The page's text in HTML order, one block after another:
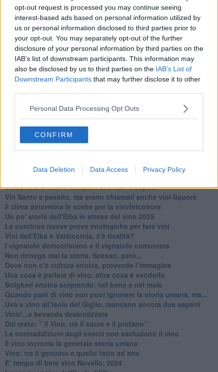
opt-out request is processed you may continue seeing
interest-based ads based on personal information utilized by
us or personal information disclosed to third parties prior to
your opt-out. You may separately opt-out of the further
disclosure of your personal information by third parties on the
IAB’s list of downstream participants. This information may
also be disclosed by us to third parties on the IAB’s List of
Downstream Participants that may further disclose it to other
Personal Data Processing Opt Outs
CONFIRM
Data Deletion Data Access Privacy Policy
Ti potrebbe interessare anche:
Articoli dal Blog “Vignaioli e vini” di Nadio Stronchi
Scuola di vita e creatività
​La volontà di essere “primi”
Norme viticole e enologiche che miglioreranno la qualità
​I vini della Maremma si stanno arricchendo
​Vino di uva di Malvasia Istriana: in Maremma usata poco
​Viticoltura e vini: il Manzoni che non ti aspetti
​Vin Santo e passito, ma erano chiamati anche vini-liquore
Il clima determina le scelte per la vitivinicoltura
Un po' storia dell'Elba in attesa del vino 2025
Le continue nuove prove enologiche per fare vini
Vini dell'Elba e Valdicornia, c'è rivalità?
​I vignaiolo democristano e il vignaiolo comunista
​Non rinnego mai la storia. Spesso, però...
​Dove non c’è cultura enoica, provvede l’immagine
​Una cosa è parlare di vino, altra cosa è venderlo
Bolgheri enoica sorprende: nel bene e nel male
​Quando parli di vino non puoi ignorare la storia umana, ma...
Uva e vino all’Isola del Giglio, mancano ancora due aspetti
​Vino!...e bevanda dealcolizzata
​Dal testo: ” il Vino, tra il sacro e il profano”
Le contraddizioni degli eventi non escludono il vino
​Il vino incrocia la generale storia umana
Vino: tra il genuino e quello fatto ad arte
E’ tempo di bere vino Novello, 2024